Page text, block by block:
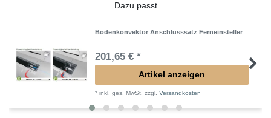
Dazu passt
Bodenkonvektor Anschlusssatz Ferneinsteller
201,65 € *
Artikel anzeigen
*inkl. ges. MwSt. zzgl.Versandkosten